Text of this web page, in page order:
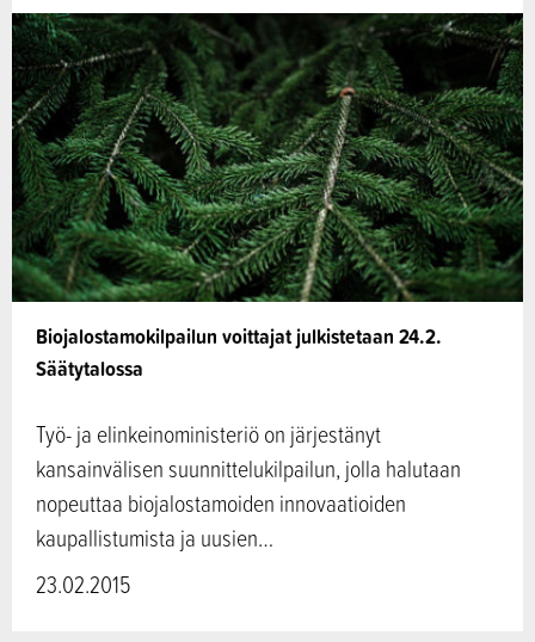
Biojalostamokilpailun voittajat julkistetaan 24.2.
Säätytalossa
Työ- ja elinkeinoministeriö on järjestänyt
kansainvälisen suunnittelukilpailun, jolla halutaan
nopeuttaa biojalostamoiden innovaatioiden
kaupallistumista ja uusien…
23.02.2015